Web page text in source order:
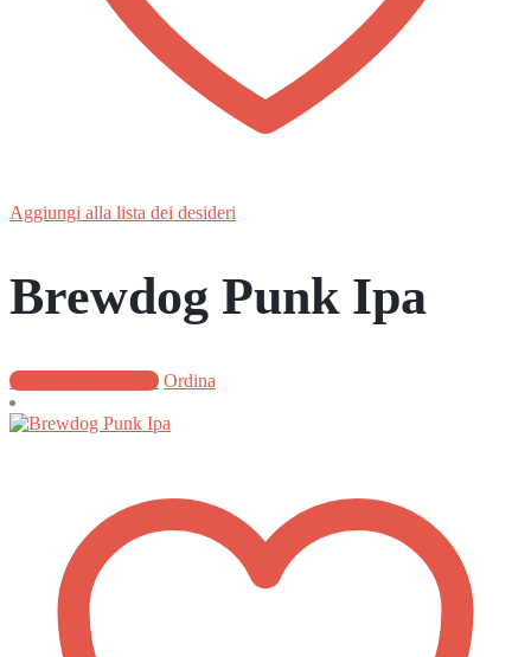
Aggiungi alla lista dei desideri
Brewdog Punk Ipa
Aggiungi al carrello Ordina